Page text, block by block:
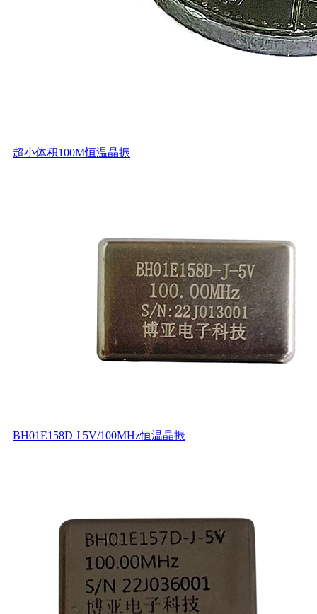
超小体积100M恒温晶振
BH01E158D J 5V/100MHz恒温晶振